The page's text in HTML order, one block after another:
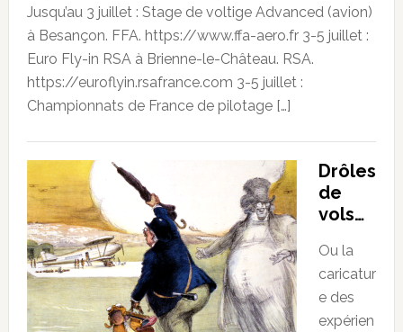
Jusqu’au 3 juillet : Stage de voltige Advanced (avion)
à Besançon. FFA. https://www.ffa-aero.fr 3-5 juillet :
Euro Fly-in RSA à Brienne-le-Château. RSA.
https://euroflyin.rsafrance.com 3-5 juillet :
Championnats de France de pilotage […]
Drôles
de
vols…
Ou la
caricatur
e des
expérien